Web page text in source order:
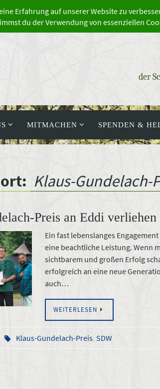
der
MITMACHEN SPENDEN &
Klaus-Gundelach-
Preis an Eddi verliehen
Ein fast lebenslanges
eine beachtliche Leistung. Wenn
sichtbarem und großen Erfolg
erfolgreich an eine neue
auch…
WEITERLESEN
Klaus-Gundelach-Preis,SDW